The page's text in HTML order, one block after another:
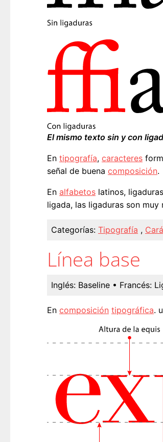
El mismo texto sin y con
En tipografía, caracteres
señal de buena composición.
En alfabetos latinos,
ligada, las ligaduras son muy
Categorías: Tipografía ,
Línea base
Inglés: Baseline • Francés:
En composición tipográfica.